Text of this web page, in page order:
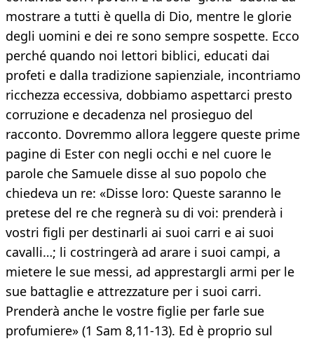
mostrare a tutti è quella di Dio, mentre le glorie
degli uomini e dei re sono sempre sospette. Ecco
perché quando noi lettori biblici, educati dai
profeti e dalla tradizione sapienziale, incontriamo
ricchezza eccessiva, dobbiamo aspettarci presto
corruzione e decadenza nel prosieguo del
racconto. Dovremmo allora leggere queste prime
pagine di Ester con negli occhi e nel cuore le
parole che Samuele disse al suo popolo che
chiedeva un re: «Disse loro: Queste saranno le
pretese del re che regnerà su di voi: prenderà i
vostri figli per destinarli ai suoi carri e ai suoi
cavalli…; li costringerà ad arare i suoi campi, a
mietere le sue messi, ad apprestargli armi per le
sue battaglie e attrezzature per i suoi carri.
Prenderà anche le vostre figlie per farle sue
profumiere» (1 Sam 8,11-13). Ed è proprio sul